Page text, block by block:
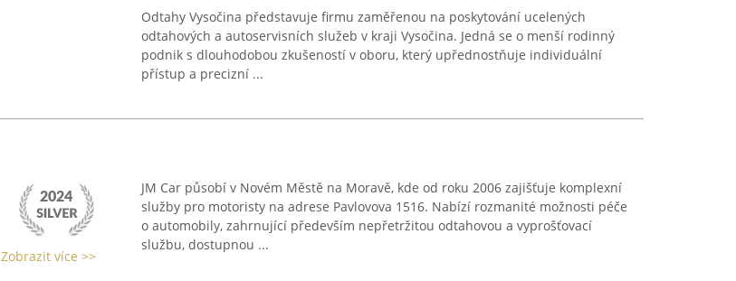
Odtahy Vysočina představuje firmu zaměřenou na poskytování ucelených
odtahových a autoservisních služeb v kraji Vysočina. Jedná se o menší rodinný
podnik s dlouhodobou zkušeností v oboru, který upřednostňuje individuální
přístup a precizní ...
Zobrazit více >>
JM Car působí v Novém Městě na Moravě, kde od roku 2006 zajišťuje komplexní
služby pro motoristy na adrese Pavlovova 1516. Nabízí rozmanité možnosti péče
o automobily, zahrnující především nepřetržitou odtahovou a vyprošťovací
službu, dostupnou ...